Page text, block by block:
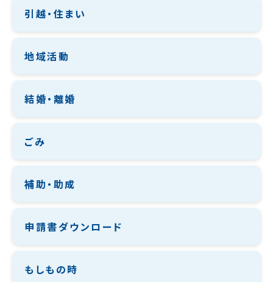
引越・住まい
地域活動
結婚・離婚
ごみ
補助・助成
申請書ダウンロード
もしもの時